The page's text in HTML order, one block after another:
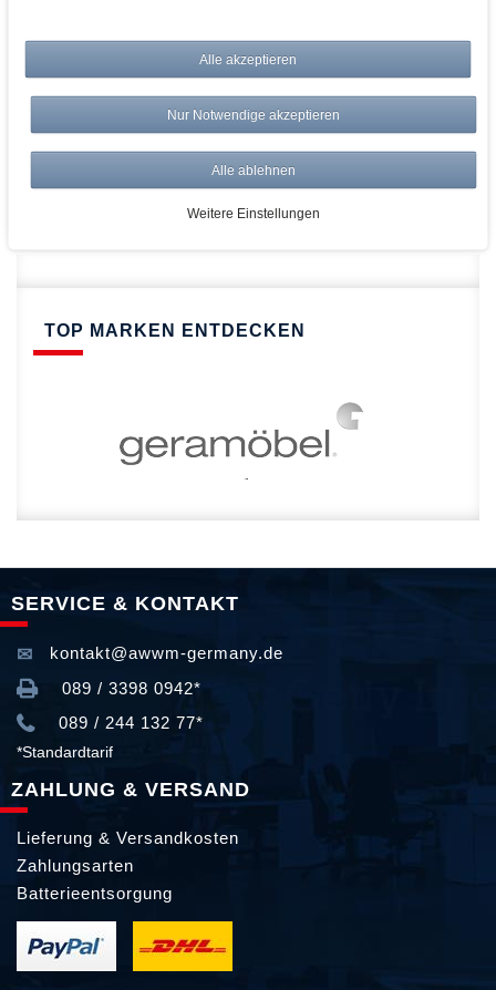
Versandkostenfrei ab 150€
Risikolos: 14 Tage Rückgabe
Über 20.000 Artikel
Schnelle Lieferung
TOP MARKEN ENTDECKEN
SERVICE & KONTAKT
kontakt@awwm-germany.de
089 / 3398 0942*
089 / 244 132 77*
*Standardtarif
ZAHLUNG & VERSAND
Lieferung & Versandkosten
Zahlungsarten
Batterieentsorgung
Alle akzeptieren
Nur Notwendige akzeptieren
Alle ablehnen
Weitere Einstellungen